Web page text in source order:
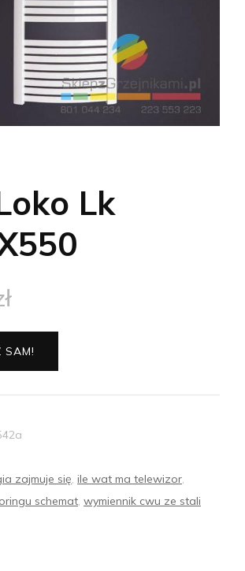
Lk
SAM!
zajmuje się, ile wat ma telewizor,
schemat, wymiennik cwu ze stali